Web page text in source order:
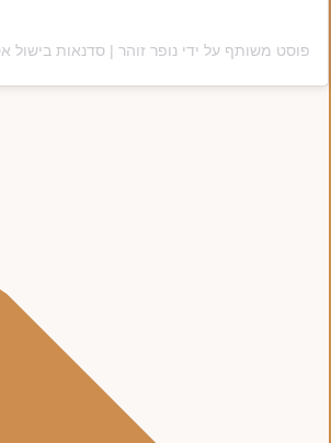
פוסט משותף על ידי ‏‎נופר זוהר | סדנאות בישול אסיאתיות‎‏ (@‏‎nofar_zohar‎‏)